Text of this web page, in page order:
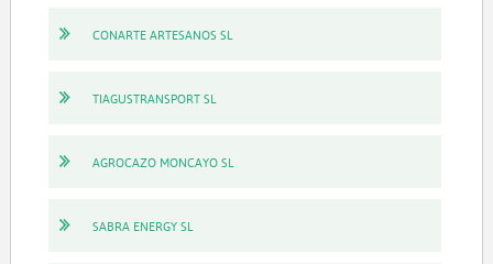
CONARTE ARTESANOS SL
TIAGUSTRANSPORT SL
AGROCAZO MONCAYO SL
SABRA ENERGY SL